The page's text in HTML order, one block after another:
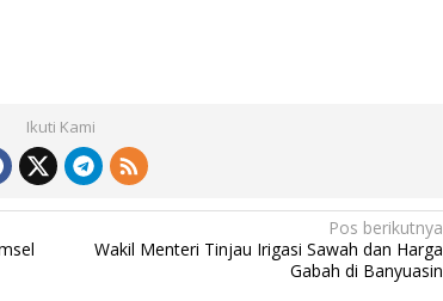
Ikuti Kami
Pos berikutnya
Wakil Menteri Tinjau Irigasi Sawah dan Harga
Gabah di Banyuasin